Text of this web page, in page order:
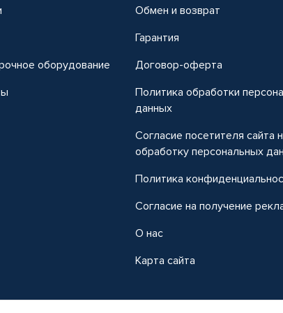
оборудование
Обмен и возврат
Гарантия
Договор-оферта
Политика обработки
данных
Согласие посетителя сайта
обработку персональных
Политика
Согласие на получение
О нас
Карта сайта